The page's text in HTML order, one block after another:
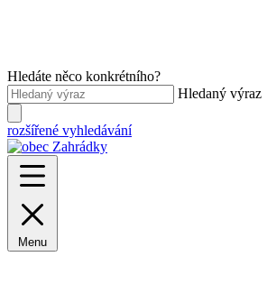
Hledáte něco konkrétního?
Hledaný výraz
rozšířené vyhledávání
Menu